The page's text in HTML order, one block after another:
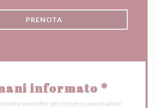
PRENOTA
informato *
nostra newsletter per ricevere comunicazioni